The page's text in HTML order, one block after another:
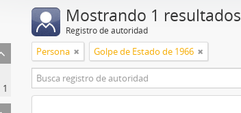
1
Mostrando 1 resultados
Registro de autoridad
Persona Golpe de Estado de 1966